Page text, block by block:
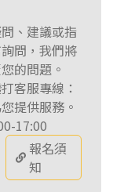
、建議或指
問，我們將
的問題。
客服專線：
提供服務。
17:00
報名須
知